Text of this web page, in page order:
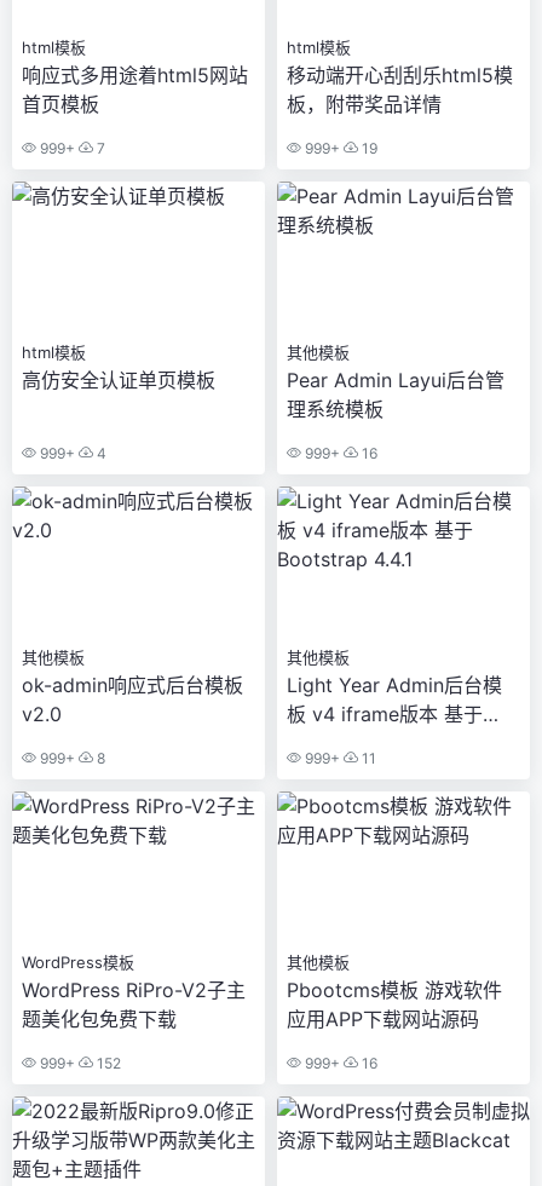
html模板
响应式多用途着html5网站
首页模板
999+ 7
html模板
移动端开心刮刮乐html5模
板，附带奖品详情
999+ 19
html模板
高仿安全认证单页模板
999+ 4
其他模板
Pear Admin Layui后台管
理系统模板
999+ 16
其他模板
ok-admin响应式后台模板
v2.0
999+ 8
其他模板
Light Year Admin后台模
板 v4 iframe版本 基于
999+ 11
WordPress模板
WordPress RiPro-V2子主
题美化包免费下载
999+ 152
其他模板
Pbootcms模板 游戏软件
应用APP下载网站源码
999+ 16